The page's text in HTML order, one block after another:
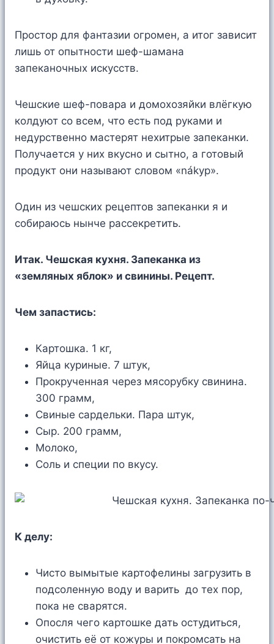
Простор для фантазии огромен, а итог зависит
лишь от опытности шеф-шамана
запеканочных искусств.
Чешские шеф-повара и домохозяйки влёгкую
колдуют со всем, что есть под руками и
недурственно мастерят нехитрые запеканки.
Получается у них вкусно и сытно, а готовый
продукт они называют словом «nákyp».
Один из чешских рецептов запеканки я и
собираюсь нынче рассекретить.
Итак. Чешская кухня. Запеканка из
«земляных яблок» и свинины. Рецепт.
Чем запастись:
Картошка. 1 кг,
Яйца куриные. 7 штук,
Прокрученная через мясорубку свинина.
300 грамм,
Свиные сардельки. Пара штук,
Сыр. 200 грамм,
Молоко,
Соль и специи по вкусу.
К делу:
Чисто вымытые картофелины загрузить в
подсоленную воду и варить до тех пор,
пока не сварятся.
Опосля чего картошке дать остудиться,
очистить её от кожуры и покромсать на